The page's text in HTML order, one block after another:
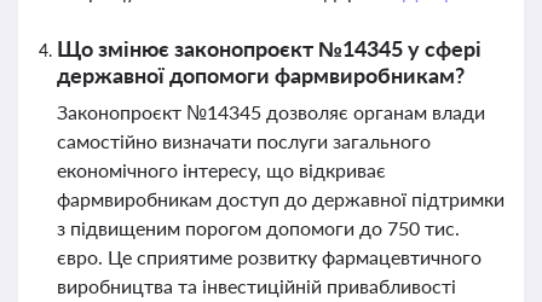
Що змінює законопроєкт №14345 у сфері
державної допомоги фармвиробникам?
Законопроєкт №14345 дозволяє органам влади
самостійно визначати послуги загального
економічного інтересу, що відкриває
фармвиробникам доступ до державної підтримки
з підвищеним порогом допомоги до 750 тис.
євро. Це сприятиме розвитку фармацевтичного
виробництва та інвестиційній привабливості